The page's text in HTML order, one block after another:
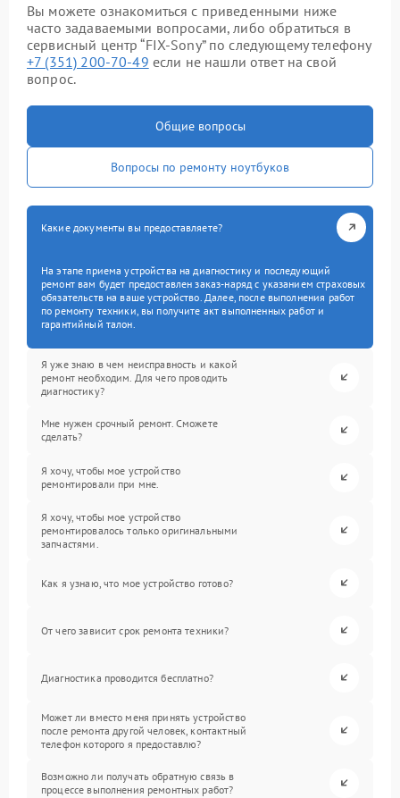
Вы можете ознакомиться с приведенными ниже
часто задаваемыми вопросами, либо обратиться в
сервисный центр “FIX-Sony” по следующему телефону
+7 (351) 200-70-49 если не нашли ответ на свой
вопрос.
Общие вопросы
Вопросы по ремонту ноутбуков
Какие документы вы предоставляете?
На этапе приема устройства на диагностику и последующий
ремонт вам будет предоставлен заказ-наряд с указанием страховых
обязательств на ваше устройство. Далее, после выполнения работ
по ремонту техники, вы получите акт выполненных работ и
гарантийный талон.
Я уже знаю в чем неисправность и какой
ремонт необходим. Для чего проводить
диагностику?
Мне нужен срочный ремонт. Сможете
сделать?
Я хочу, чтобы мое устройство
ремонтировали при мне.
Я хочу, чтобы мое устройство
ремонтировалось только оригинальными
запчастями.
Как я узнаю, что мое устройство готово?
От чего зависит срок ремонта техники?
Диагностика проводится бесплатно?
Может ли вместо меня принять устройство
после ремонта другой человек, контактный
телефон которого я предоставлю?
Возможно ли получать обратную связь в
процессе выполнения ремонтных работ?